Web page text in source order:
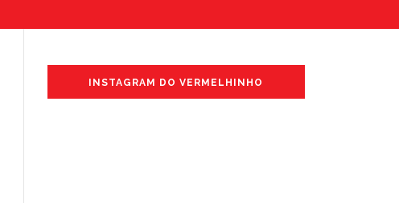
INSTAGRAM DO VERMELHINHO